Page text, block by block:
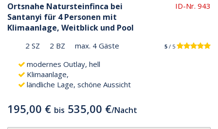
Ortsnahe Natursteinfinca bei
Santanyi für 4 Personen mit
Klimaanlage, Weitblick und Pool
ID-Nr. 943
2 SZ 2 BZ max. 4 Gäste 5 / 5
modernes Outlay, hell
Klimaanlage,
ländliche Lage, schöne Aussicht
195,00 € bis 535,00 €/Nacht